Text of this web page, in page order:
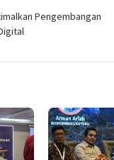
Pengembangan